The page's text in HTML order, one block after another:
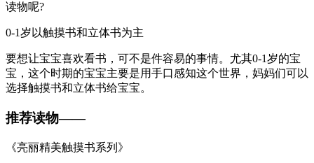
读物呢?
0-1岁以触摸书和立体书为主
要想让宝宝喜欢看书，可不是件容易的事情。尤其0-1岁的宝
宝，这个时期的宝宝主要是用手口感知这个世界，妈妈们可以
选择触摸书和立体书给宝宝。
推荐读物——
《亮丽精美触摸书系列》